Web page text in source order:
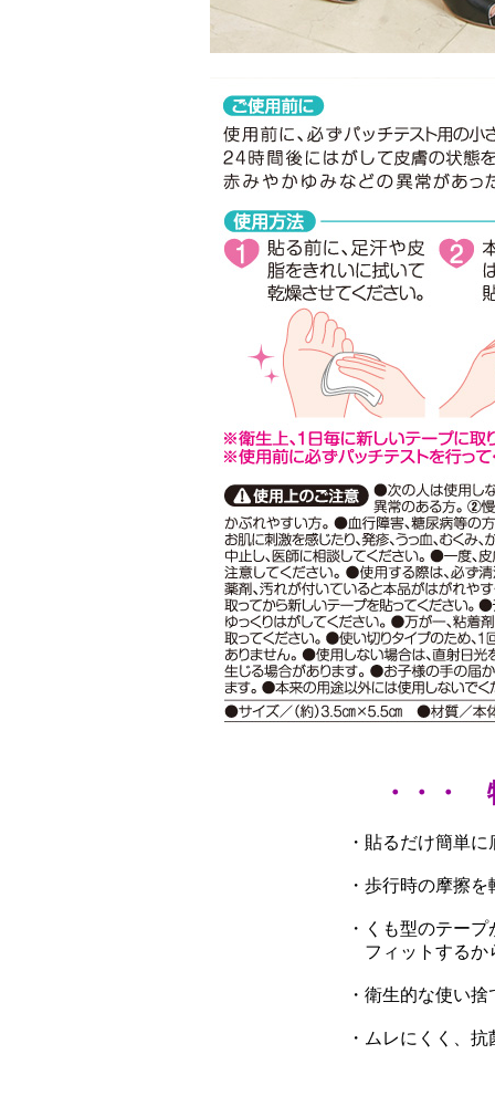
・・・
・貼るだけ簡単
・歩行時の摩擦
・くも型のテー
フィットするか
・衛生的な使い
・ムレにくく、